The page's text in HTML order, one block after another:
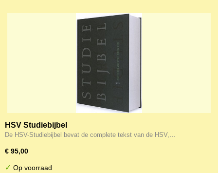
HSV Studiebijbel
De HSV-Studiebijbel bevat de complete tekst van de HSV,…
€ 95,00
✓ Op voorraad